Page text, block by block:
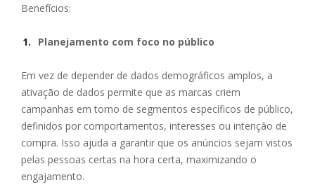
Benefícios:
Planejamento com foco no público
Em vez de depender de dados demográficos amplos, a
ativação de dados permite que as marcas criem
campanhas em torno de segmentos específicos de público,
definidos por comportamentos, interesses ou intenção de
compra. Isso ajuda a garantir que os anúncios sejam vistos
pelas pessoas certas na hora certa, maximizando o
engajamento.